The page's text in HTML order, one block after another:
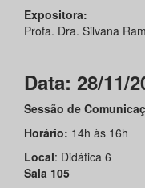
Expositora:
Profa. Dra. Silvana
Data: 28/11/
Sessão de
Horário: 14h às 16h
Local: Didática 6
Sala 105